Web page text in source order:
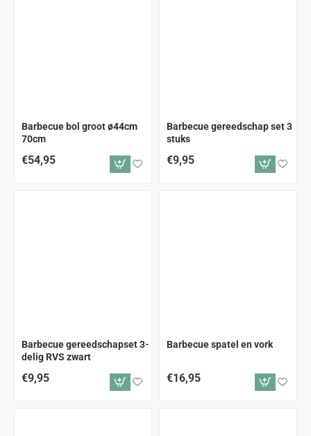
Barbecue bol groot ø44cm
70cm
€54,95
Barbecue gereedschap set 3
stuks
€9,95
Barbecue gereedschapset 3-
delig RVS zwart
€9,95
Barbecue spatel en vork
€16,95